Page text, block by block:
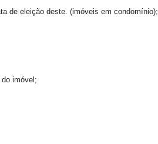
de eleição deste. (imóveis em condomínio);
imóvel;